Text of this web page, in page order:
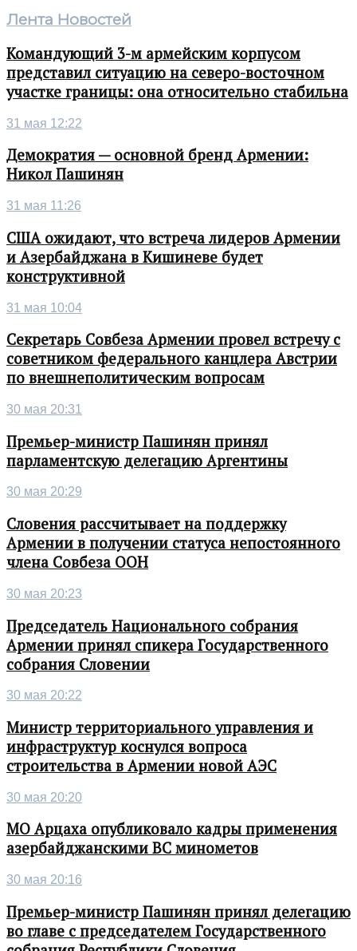
Лента Новостей
Командующий 3-м армейским корпусом
представил ситуацию на северо-восточном
участке границы: она относительно стабильна
31 мая 12:22
Демократия — основной бренд Армении:
Никол Пашинян
31 мая 11:26
США ожидают, что встреча лидеров Армении
и Азербайджана в Кишиневе будет
конструктивной
31 мая 10:04
Секретарь Совбеза Армении провел встречу с
советником федерального канцлера Австрии
по внешнеполитическим вопросам
30 мая 20:31
Премьер-министр Пашинян принял
парламентскую делегацию Аргентины
30 мая 20:29
Словения рассчитывает на поддержку
Армении в получении статуса непостоянного
члена Совбеза ООН
30 мая 20:23
Председатель Национального собрания
Армении принял спикера Государственного
собрания Словении
30 мая 20:22
Министр территориального управления и
инфраструктур коснулся вопроса
строительства в Армении новой АЭС
30 мая 20:20
МО Арцаха опубликовало кадры применения
азербайджанскими ВС минометов
30 мая 20:16
Премьер-министр Пашинян принял делегацию
во главе с председателем Государственного